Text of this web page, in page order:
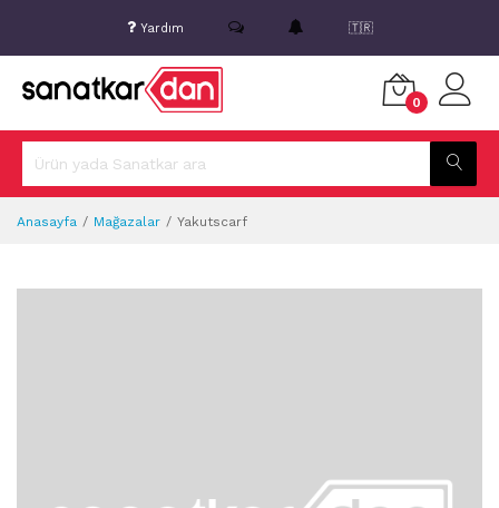
Yardım 🇹🇷
0
Anasayfa Mağazalar Yakutscarf